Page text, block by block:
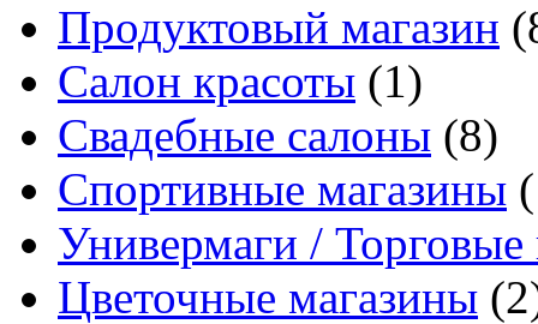
Продуктовый магазин
Салон красоты (1)
Свадебные салоны (8)
Спортивные магазины
Универмаги /
Цветочные магазины